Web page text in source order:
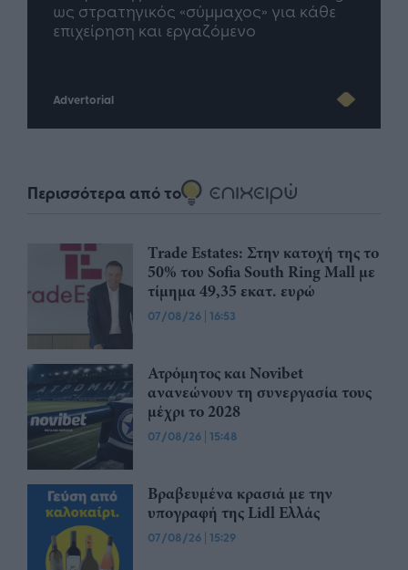
μέλλον του Insurance στην εποχή του AI
Advertorial
Περισσότερα από το
Trade Estates: Στην κατοχή της το
50% του Sofia South Ring Mall με
τίμημα 49,35 εκατ. ευρώ
07/08/26 | 16:53
Ατρόμητος και Novibet
ανανεώνουν τη συνεργασία τους
μέχρι το 2028
07/08/26 | 15:48
Βραβευμένα κρασιά με την
υπογραφή της Lidl Ελλάς
07/08/26 | 15:29